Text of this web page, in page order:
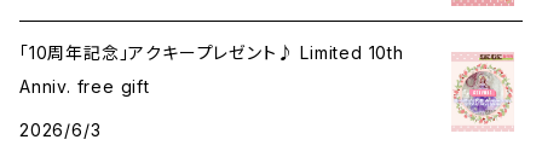
「10周年記念」アクキープレゼント♪ Limited 10th
Anniv. free gift
2026/6/3